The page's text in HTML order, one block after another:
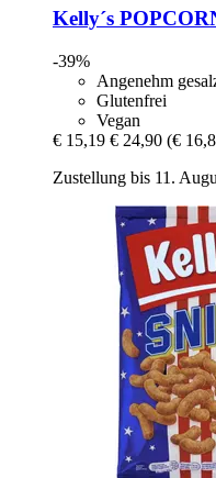
Kelly´s
-39%
Angenehm
Glutenfrei
Vegan
€ 15,19 € 24,90 (€
Zustellung bis 11.